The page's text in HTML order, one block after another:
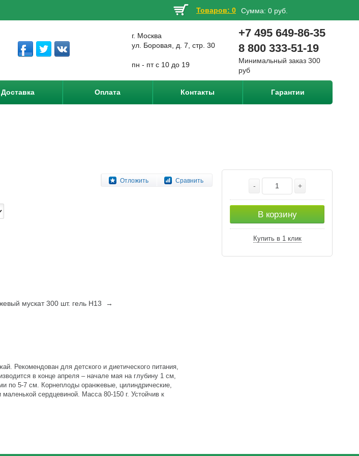
Товаров: 0 Сумма: 0 руб.
г. Москва
ул. Боровая, д. 7, стр. 30
пн - пт с 10 до 19
+7 495 649-86-35
8 800 333-51-19
Минимальный заказ 300
руб
Доставка Оплата Контакты Гарантии
Отложить Сравнить
- +
В корзину
Купить в 1 клик
мускат 300 шт. гель Н13 →
Рекомендован для детского и диетического питания,
в конце апреля – начале мая на глубину 1 см,
по 5-7 см. Корнеплоды оранжевые, цилиндрические,
сердцевиной. Масса 80-150 г. Устойчив к